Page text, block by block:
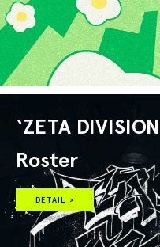
‘ZETA
Roster
DETAIL >